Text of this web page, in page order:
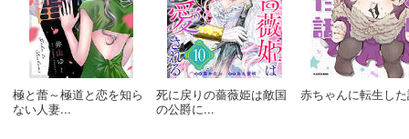
極と蕾～極道と恋を知ら
ない人妻...
死に戻りの薔薇姫は敵国
の公爵に...
赤ちゃんに転生し